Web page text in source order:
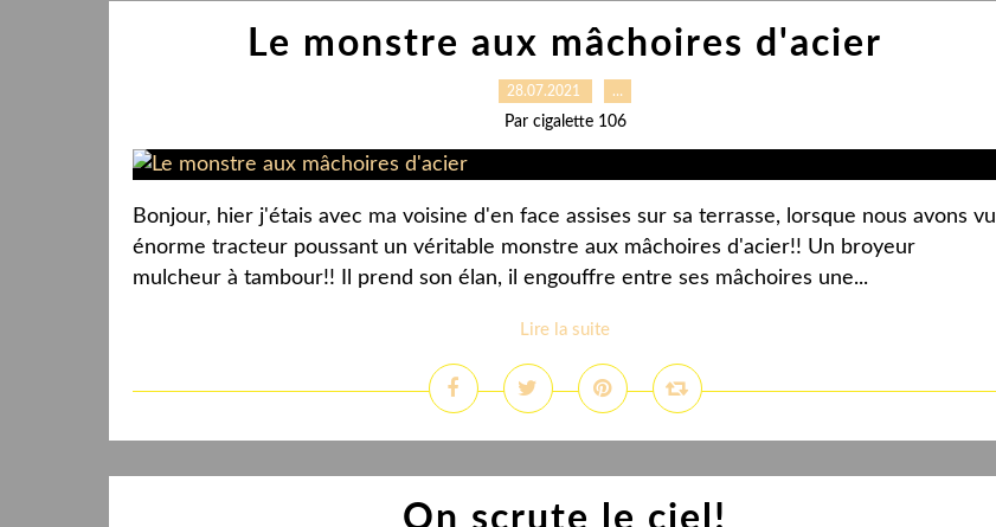
Le monstre aux mâchoires d'acier
28.07.2021 …
Par cigalette 106
Bonjour, hier j'étais avec ma voisine d'en face assises sur sa terrasse, lorsque nous avons vu
énorme tracteur poussant un véritable monstre aux mâchoires d'acier!! Un broyeur
mulcheur à tambour!! Il prend son élan, il engouffre entre ses mâchoires une...
Lire la suite
On scrute le ciel!